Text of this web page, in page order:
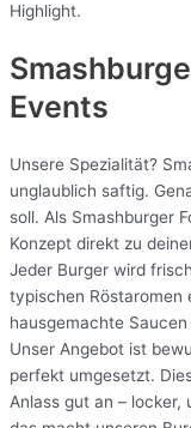
Highlight.
Events
Unsere Spezialität?
unglaublich saftig.
soll. Als Smashburger
Konzept direkt zu
Jeder Burger wird
typischen Röstaromen
hausgemachte
Unser Angebot ist
perfekt umgesetzt.
Anlass gut an – locker,